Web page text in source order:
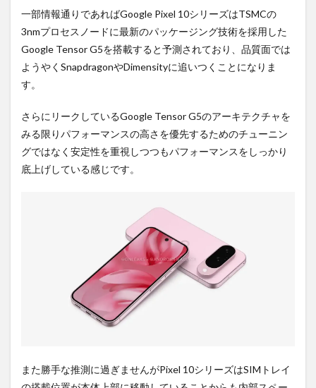
一部情報通りであればGoogle Pixel 10シリーズはTSMCの
3nmプロセスノードに最新のパッケージング技術を採用した
Google Tensor G5を搭載すると予測されており、品質面では
ようやくSnapdragonやDimensityに追いつくことになりま
す。
さらにリークしているGoogle Tensor G5のアーキテクチャを
みる限りパフォーマンスの高さを優先するためのチューニン
グではなく安定性を重視しつつもパフォーマンスをしっかり
底上げしている感じです。
また勝手な推測に過ぎませんがPixel 10シリーズはSIMトレイ